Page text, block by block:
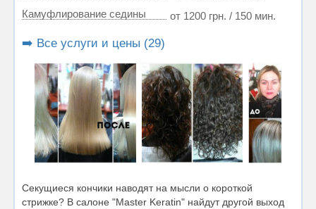
Камуфлирование седины
от 1200 грн. / 150 мин.
➡️ Все услуги и цены (29)
Секущиеся кончики наводят на мысли о короткой
стрижке? В салоне "Master Keratin" найдут другой выход